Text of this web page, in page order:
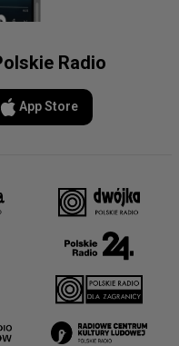
Radio
App Store